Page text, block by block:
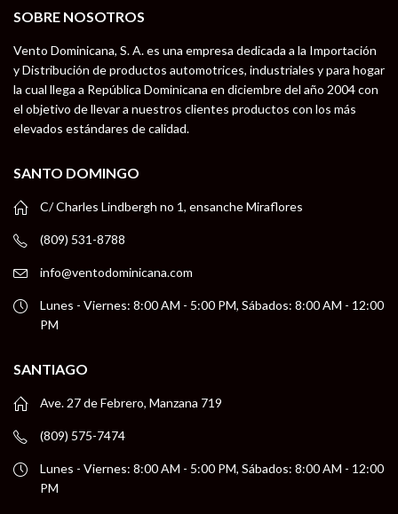
SOBRE NOSOTROS
Vento Dominicana, S. A. es una empresa dedicada a la Importación
y Distribución de productos automotrices, industriales y para hogar
la cual llega a República Dominicana en diciembre del año 2004 con
el objetivo de llevar a nuestros clientes productos con los más
elevados estándares de calidad.
SANTO DOMINGO
C/ Charles Lindbergh no 1, ensanche Miraflores
(809) 531-8788
info@ventodominicana.com
Lunes - Viernes: 8:00 AM - 5:00 PM, Sábados: 8:00 AM - 12:00
PM
SANTIAGO
Ave. 27 de Febrero, Manzana 719
(809) 575-7474
Lunes - Viernes: 8:00 AM - 5:00 PM, Sábados: 8:00 AM - 12:00
PM